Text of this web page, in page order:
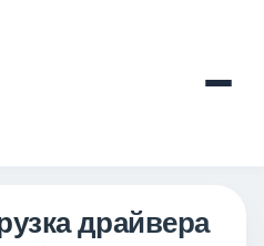
драйвера